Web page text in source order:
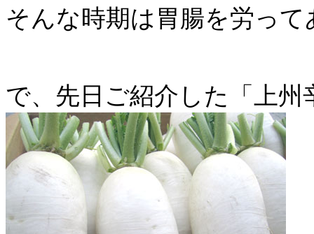
そんな時期は胃腸を労っ
で、先日ご紹介した「上